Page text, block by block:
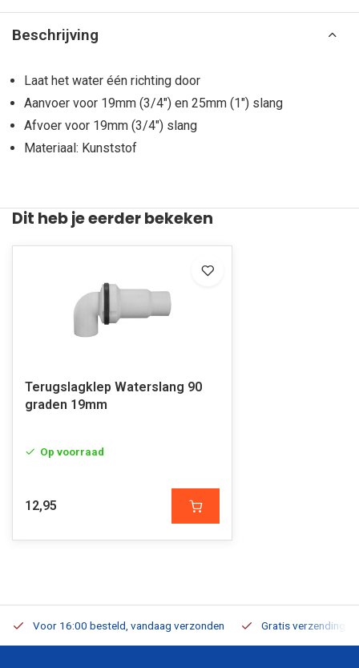
Beschrijving
Laat het water één richting door
Aanvoer voor 19mm (3/4") en 25mm (1") slang
Afvoer voor 19mm (3/4") slang
Materiaal: Kunststof
Dit heb je eerder bekeken
Terugslagklep Waterslang 90
graden 19mm
Op voorraad
12,95
Voor 16:00 besteld, vandaag verzonden Gratis verzending